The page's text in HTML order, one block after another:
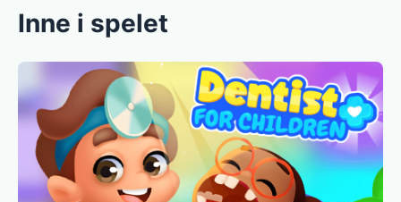
Inne i spelet